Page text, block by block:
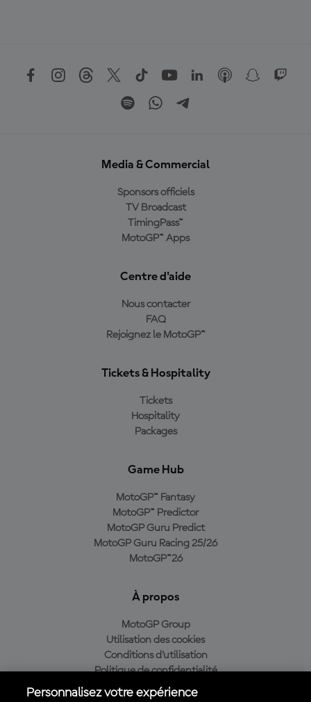
Media & Commercial
Sponsors officiels
TV Broadcast
TimingPass™
MotoGP™ Apps
Centre d'aide
Nous contacter
FAQ
Rejoignez le MotoGP™
Tickets & Hospitality
Tickets
Hospitality
Packages
Game Hub
MotoGP™ Fantasy
MotoGP™ Predictor
MotoGP Guru Predict
MotoGP Guru Racing 25/26
MotoGP™26
À propos
MotoGP Group
Utilisation des cookies
Conditions d'utilisation
Politique de confidentialité
Politique d’achat
Personnalisez votre expérience